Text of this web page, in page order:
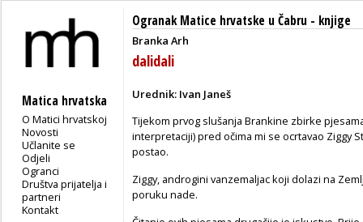
Matica hrvatska
O Matici hrvatskoj
Novosti
Učlanite se
Odjeli
Ogranci
Društva prijatelja i
partneri
Kontakt
Ogranak Matice hrvatske u Čabru - knjige
Branka Arh
dalidali
Urednik: Ivan Janeš
Tijekom prvog slušanja Brankine zbirke
interpretaciji) pred očima mi se ocrtavao Ziggy
postao.
Ziggy, androgini vanzemaljac koji dolazi na
poruku nade.